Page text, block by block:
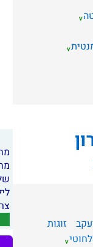
זוגות